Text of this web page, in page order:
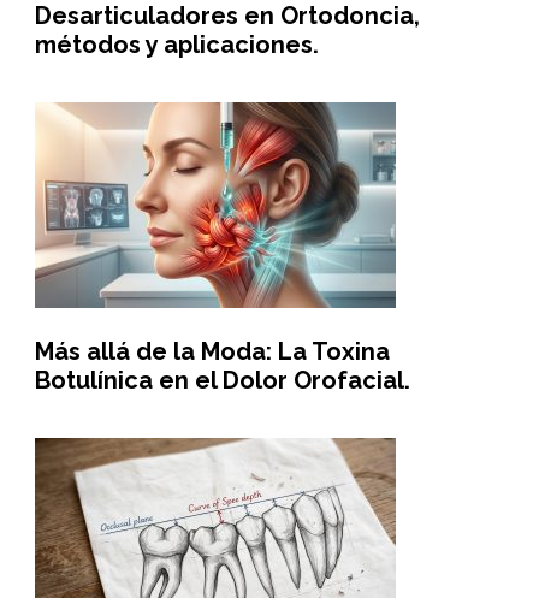
Desarticuladores en Ortodoncia,
métodos y aplicaciones.
Más allá de la Moda: La Toxina
Botulínica en el Dolor Orofacial.